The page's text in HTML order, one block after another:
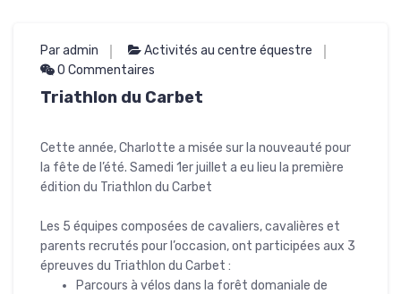
Par admin
Activités au centre équestre
0 Commentaires
Triathlon du Carbet
Cette année, Charlotte a misée sur la nouveauté pour
la fête de l’été. Samedi 1er juillet a eu lieu la première
édition du Triathlon du Carbet
Les 5 équipes composées de cavaliers, cavalières et
parents recrutés pour l’occasion, ont participées aux 3
épreuves du Triathlon du Carbet :
Parcours à vélos dans la forêt domaniale de